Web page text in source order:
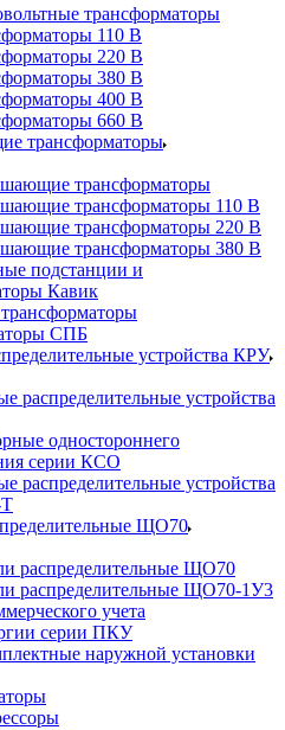
трансформаторы
110 В
220 В
380 В
400 В
660 В
трансформаторы
трансформаторы
трансформаторы 110 В
трансформаторы 220 В
трансформаторы 380 В
подстанции и
Кавик
СПБ
устройства КРУ
распределительные устройства
одностороннего
серии КСО
распределительные устройства
ЩО70
распределительные ЩО70
распределительные ЩО70-1У3
учета
серии ПКУ
наружной установки